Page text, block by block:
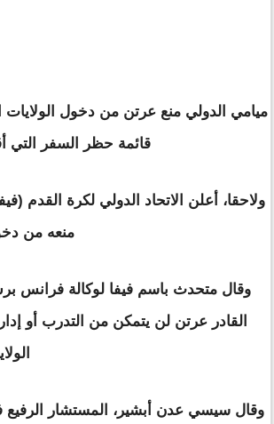
ميامي الدولي منع عرتن من دخول
قائمة حظر السفر التي
ولاحقا، أعلن الاتحاد الدولي لكرة القدم
منعه من
وقال متحدث باسم فيفا لوكالة فرانس
وقال سيسي عدن أبشير، المستشار الرفيع